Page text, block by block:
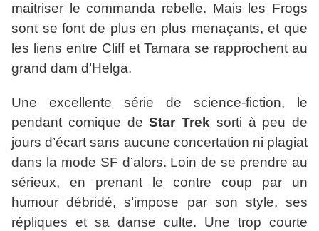
maitriser le commanda rebelle. Mais les Frogs
sont se font de plus en plus menaçants, et que
les liens entre Cliff et Tamara se rapprochent au
grand dam d’Helga.
Une excellente série de science-fiction, le
pendant comique deStar Trek sorti à peu de
jours d’écart sans aucune concertation ni plagiat
dans la mode SF d’alors. Loin de se prendre au
sérieux, en prenant le contre coup par un
humour débridé, s’impose par son style, ses
répliques et sa danse culte. Une trop courte